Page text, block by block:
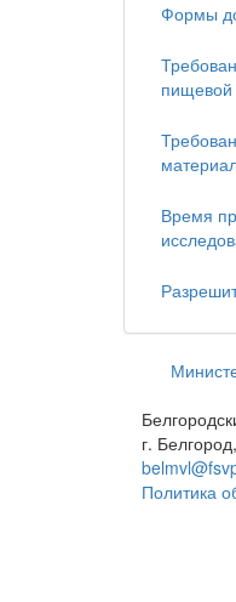
Формы
пищевой
Время
г.
Политика